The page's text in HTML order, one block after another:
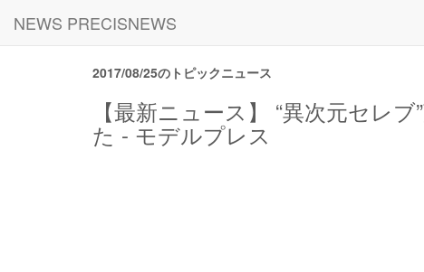
NEWS PRECISNEWS
2017/08/25のトピックニュース
【最新ニュース】 “異次元セレ
た - モデルプレス